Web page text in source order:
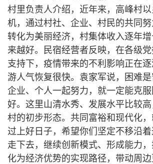
村里负责人介绍，近年来，高峰村
机，通过村社、企业、村民的共同
转化为美丽经济，村集体收入逐年
来越好。民宿经营者反映，在各级
支持下，疫情带来的不利影响正在
游人气恢复很快。袁家军说，困难是
企业、个人一起努力，就一定能克
好。这里山清水秀、发展水平比较
村的初步形态。共同富裕和现代化
过上好日子，希望你们坚定不移沿
走下去，继续创新模式、形成能力
化为经济优势的实现路径，带动周